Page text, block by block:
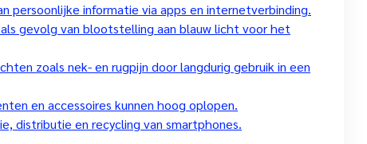
persoonlijke informatie via apps en internetverbinding.
gevolg van blootstelling aan blauw licht voor het
zoals nek- en rugpijn door langdurig gebruik in een
en accessoires kunnen hoog oplopen.
distributie en recycling van smartphones.